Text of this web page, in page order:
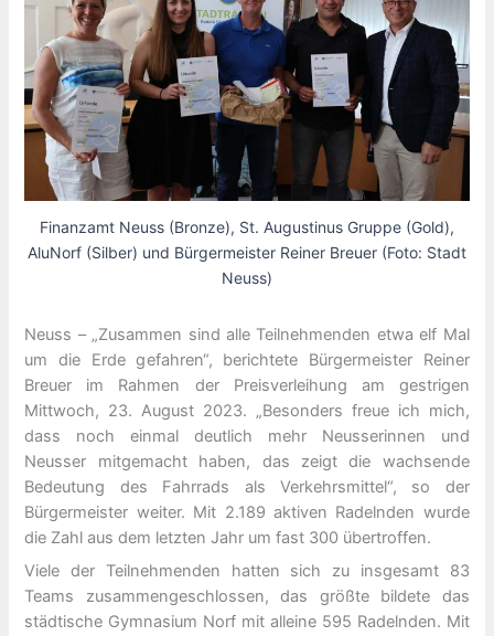
Finanzamt Neuss (Bronze), St. Augustinus Gruppe (Gold),
AluNorf (Silber) und Bürgermeister Reiner Breuer (Foto: Stadt
Neuss)
Neuss – „Zusammen sind alle Teilnehmenden etwa elf Mal
um die Erde gefahren“, berichtete Bürgermeister Reiner
Breuer im Rahmen der Preisverleihung am gestrigen
Mittwoch, 23. August 2023. „Besonders freue ich mich,
dass noch einmal deutlich mehr Neusserinnen und
Neusser mitgemacht haben, das zeigt die wachsende
Bedeutung des Fahrrads als Verkehrsmittel“, so der
Bürgermeister weiter. Mit 2.189 aktiven Radelnden wurde
die Zahl aus dem letzten Jahr um fast 300 übertroffen.
Viele der Teilnehmenden hatten sich zu insgesamt 83
Teams zusammengeschlossen, das größte bildete das
städtische Gymnasium Norf mit alleine 595 Radelnden. Mit